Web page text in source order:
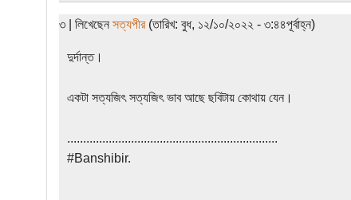
৩ | লিখেছেন সত্যপীর(তারিখ: বুধ, ১২/১০/২০২২ - ৩:৪৪পূর্বাহ্ন)
দুর্দান্ত।
একটা সত্যজিৎ সত্যজিৎ ভাব আছে ছবিটায় কোথায় যেন।
..................................................................
#Banshibir.